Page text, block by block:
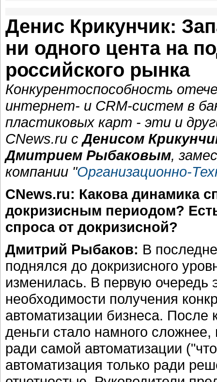
Денис Крикунчик:
ни одного цента на
российского рынка
Конкурентоспособность
интернет- и CRM-систем в
пластиковых карт - эти и
CNews.ru сДенисом
Дмитрием Рыбаковым,
компании "Организационно-
CNews.ru: Какова динамика
докризисным периодом?
спроса от докризисной?
Дмитрий Рыбаков: В
поднялся до докризисного
изменилась. В первую
необходимости получения
автоматизации бизнеса. После
деньги стало намного сложнее,
ради самой автоматизации
автоматизация только ради